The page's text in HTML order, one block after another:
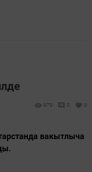
979 0 0
вакытлыча